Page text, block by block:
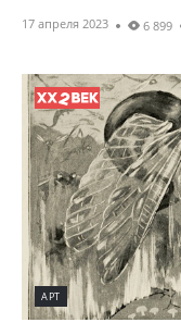
17 апреля 2023 6 899
АРТ